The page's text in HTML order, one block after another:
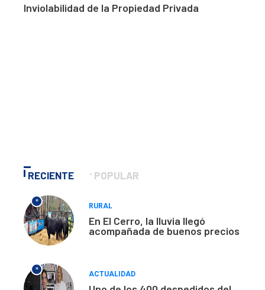
Inviolabilidad de la Propiedad Privada
RECIENTE POPULAR
*
RURAL
En El Cerro, la lluvia llegó
acompañada de buenos precios
*
ACTUALIDAD